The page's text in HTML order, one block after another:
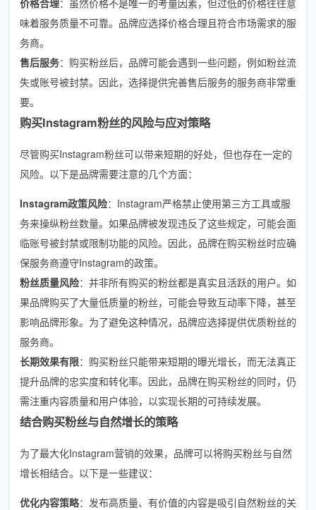
味着服务质量不可靠。品牌应选择价格合理且符合市场需求的服
务商。
售后服务：购买粉丝后，品牌可能会遇到一些问题，例如粉丝流
失或账号被封禁。因此，选择提供完善售后服务的服务商非常重
要。
购买Instagram粉丝的风险与应对策略
尽管购买Instagram粉丝可以带来短期的好处，但也存在一定的
风险。以下是品牌需要注意的几个方面：
Instagram政策风险：Instagram严格禁止使用第三方工具或服
务来操纵粉丝数量。如果品牌被发现违反了这些规定，可能会面
临账号被封禁或限制功能的风险。因此，品牌在购买粉丝时应确
保服务商遵守Instagram的政策。
粉丝质量风险：并非所有购买的粉丝都是真实且活跃的用户。如
果品牌购买了大量低质量的粉丝，可能会导致互动率下降，甚至
影响品牌形象。为了避免这种情况，品牌应选择提供优质粉丝的
服务商。
长期效果有限：购买粉丝只能带来短期的曝光增长，而无法真正
提升品牌的忠实度和转化率。因此，品牌在购买粉丝的同时，仍
需注重内容质量和用户体验，以实现长期的可持续发展。
结合购买粉丝与自然增长的策略
为了最大化Instagram营销的效果，品牌可以将购买粉丝与自然
增长相结合。以下是一些建议：
优化内容策略：发布高质量、有价值的内容是吸引自然粉丝的关